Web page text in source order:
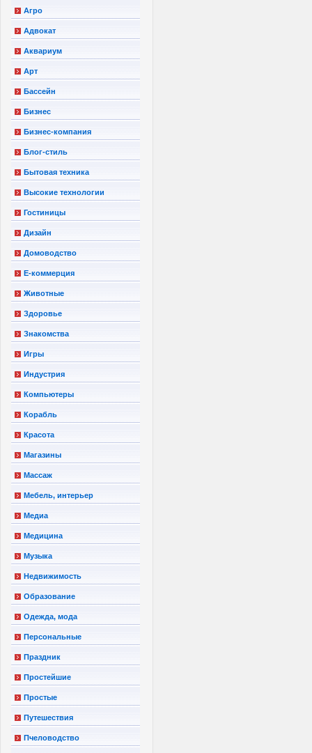
Агро
Адвокат
Аквариум
Арт
Бассейн
Бизнес
Бизнес-компания
Блог-стиль
Бытовая техника
Высокие технологии
Гостиницы
Дизайн
Домоводство
Е-коммерция
Животные
Здоровье
Знакомства
Игры
Индустрия
Компьютеры
Корабль
Красота
Магазины
Массаж
Мебель, интерьер
Медиа
Медицина
Музыка
Недвижимость
Образование
Одежда, мода
Персональные
Праздник
Простейшие
Простые
Путешествия
Пчеловодство